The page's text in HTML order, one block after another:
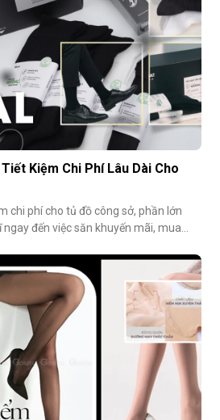
Kiệm Chi Phí Lâu Dài Cho
chi phí cho tủ đồ công sở, phần lớn
đến việc săn khuyến mãi, mua
và tinh tế hơn rất nhiều: đầu tư vào
nhỏ nhất. Cụ thể hơn, tất modal